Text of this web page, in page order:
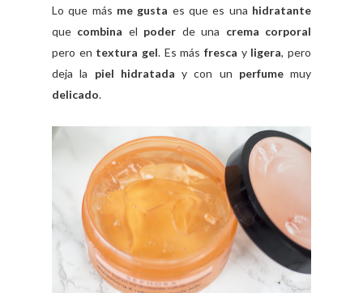
Lo que más me gusta es que es una hidratante
que combina el poder de una crema corporal
pero en textura gel. Es másfresca yligera, pero
deja la piel hidratada y con un perfumemuy
delicado.